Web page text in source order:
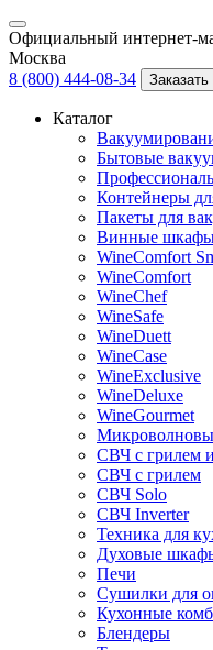
Официальный интернет-
Москва
8 (800) 444-08-34
Заказать
Каталог
Бытовые
Контейнеры
Пакеты для
Винные
WineComfort
WineComfort
WineChef
WineSafe
WineDuett
WineCase
WineExclusive
WineDeluxe
WineGourmet
СВЧ с грилем
СВЧ с грилем
СВЧ Solo
СВЧ Inverter
Техника для
Духовые
Печи
Сушилки для
Кухонные
Блендеры